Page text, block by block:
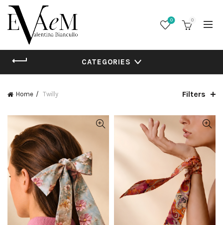
0 0
CATEGORIES
Home Twilly Filters